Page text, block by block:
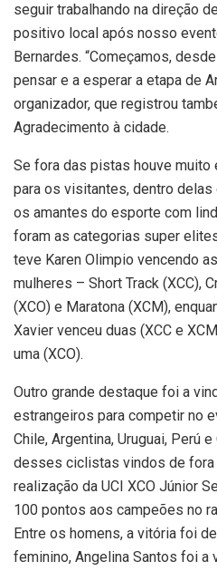
seguir trabalhando na direção
positivo local após nosso
Bernardes. “Começamos,
pensar e a esperar a etapa de
organizador, que registrou
Agradecimento à cidade.
Se fora das pistas houve muito
para os visitantes, dentro
os amantes do esporte com
foram as categorias super
teve Karen Olimpio vencendo
mulheres – Short Track (XCC),
(XCO) e Maratona (XCM),
Xavier venceu duas (XCC e
uma (XCO).
Outro grande destaque foi a
estrangeiros para competir no
Chile, Argentina, Uruguai, Perú
desses ciclistas vindos de
realização da UCI XCO Júnior
100 pontos aos campeões no
Entre os homens, a vitória foi
feminino, Angelina Santos foi a